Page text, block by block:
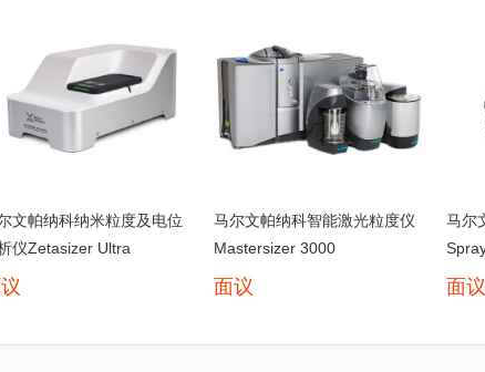
文帕纳科纳米粒度及电位
仪Zetasizer Ultra
马尔文帕纳科智能激光粒度仪
Mastersizer 3000
面议
马尔
面议